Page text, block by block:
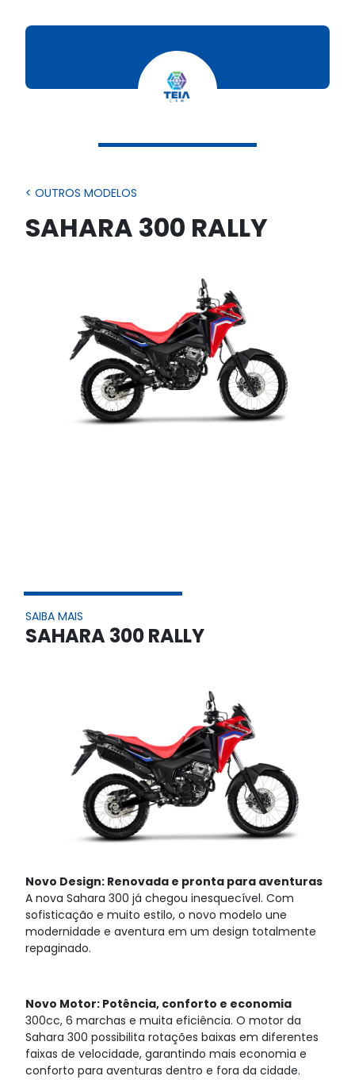
< OUTROS MODELOS
SAHARA 300 RALLY
SAIBA MAIS
SAHARA 300 RALLY
Novo Design: Renovada e pronta para aventuras
A nova Sahara 300 já chegou inesquecível. Com
sofisticação e muito estilo, o novo modelo une
modernidade e aventura em um design totalmente
repaginado.
Novo Motor: Potência, conforto e economia
300cc, 6 marchas e muita eficiência. O motor da
Sahara 300 possibilita rotações baixas em diferentes
faixas de velocidade, garantindo mais economia e
conforto para aventuras dentro e fora da cidade.